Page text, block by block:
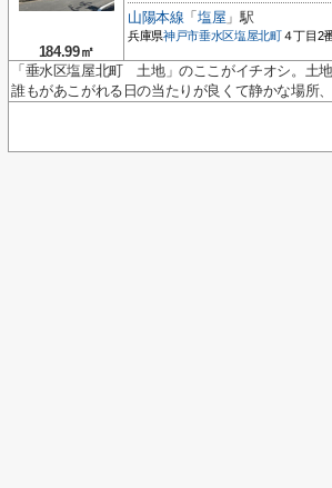
184.99㎡
山陽本線 「塩屋 」駅
兵庫県神戸市垂水区塩屋北町 ４丁目2
「垂水区塩屋北町 土地」のここがイチオシ。土
誰もがあこがれる日の当たりが良くて静かな場所